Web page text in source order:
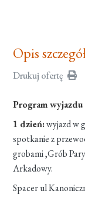
Opis
Drukuj ofertę
Program wyjazdu
1 dzień:wyjazd w
spotkanie z
grobami ,Grób
Arkadowy.
Spacer ul